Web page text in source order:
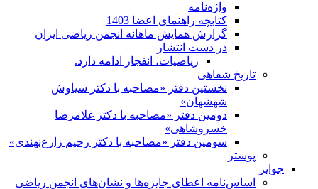
واژه‌نامه
کتابچه راهنمای اعضا 1403
گزارش همایش ماهانه انجمن ریاضی ایران
در دست انتشار
ریاضیات، انفجار ادامه دارد.
تاریخ شفاهی
نخستین دفتر «مصاحبه با دکتر سیاوش
شهشهان»
دومین دفتر «مصاحبه با دکتر غلامرضا
خسروشاهی»
سومین دفتر «مصاحبه با دکتر رحیم زارع‌نهندی»
پوستر
جوایز
اساس‌نامه اعطای جایزه‌ها و نشان‌های انجمن ریاضی